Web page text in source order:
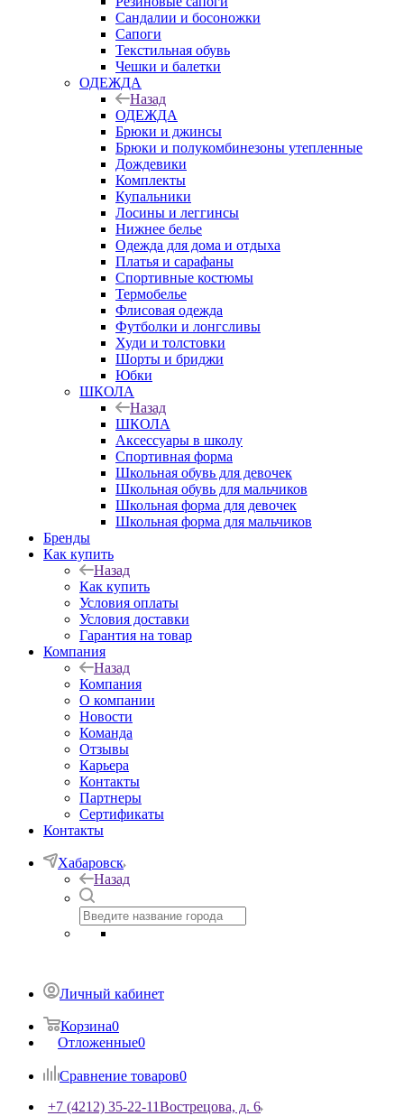
Сандалии и босоножки
Сапоги
Текстильная обувь
Чешки и балетки
ОДЕЖДА
Назад
ОДЕЖДА
Брюки и джинсы
Брюки и полукомбинезоны утепленные
Дождевики
Комплекты
Купальники
Лосины и леггинсы
Нижнее белье
Одежда для дома и отдыха
Платья и сарафаны
Спортивные костюмы
Термобелье
Флисовая одежда
Футболки и лонгсливы
Худи и толстовки
Шорты и бриджи
Юбки
ШКОЛА
Назад
ШКОЛА
Аксессуары в школу
Спортивная форма
Школьная обувь для девочек
Школьная обувь для мальчиков
Школьная форма для девочек
Школьная форма для мальчиков
Бренды
Как купить
Назад
Как купить
Условия оплаты
Условия доставки
Гарантия на товар
Компания
Назад
Компания
О компании
Новости
Команда
Отзывы
Карьера
Контакты
Партнеры
Сертификаты
Контакты
Хабаровск
Назад
Личный кабинет
Корзина0
Отложенные0
Сравнение товаров0
+7 (4212) 35-22-11Вострецова, д. 6